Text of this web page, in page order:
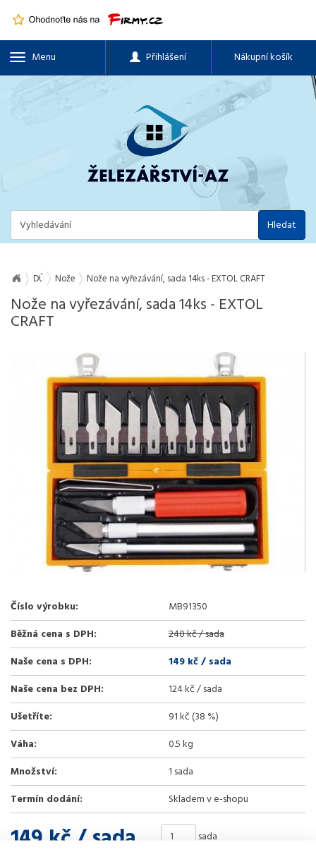
Menu Přihlášení Nákupní košík
Hledat
DŮM, BYT A ZAHRADA
Nože Nože na vyřezávání, sada 14ks - EXTOL CRAFT
Nože na vyřezávání, sada 14ks - EXTOL
CRAFT
Číslo výrobku:
MB91350
Běžná cena s DPH:
240 kč / sada
Naše cena s DPH:
149 kč/ sada
Naše cena bez DPH:
124 kč / sada
Ušetříte:
91 kč (38 %)
Váha:
0.5 kg
Množství:
1 sada
Termín dodání:
Skladem v e-shopu
149 kč/ sada sada